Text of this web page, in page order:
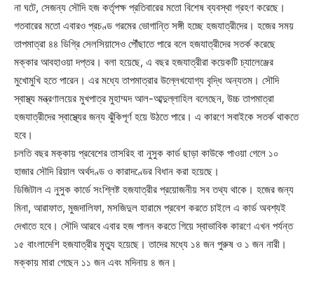
না ঘটে, সেজন্য সৌদি হজ কর্তৃপক্ষ প্রতিবারের মতো বিশেষ ব্যবস্থা গ্রহণ করেছে।
গতবারের মতো এবারও প্রচণ্ড গরমের ভোগান্তি সঙ্গী হচ্ছে হজযাত্রীদের। হজের সময়
তাপমাত্রা ৪৪ ডিগ্রি সেলসিয়াসেও পৌঁছাতে পারে বলে হজযাত্রীদের সতর্ক করেছে
মক্কার আবহাওয়া দপ্তর। বলা হয়েছে, এ বছর হজযাত্রীরা কয়েকটি চ্যালেঞ্জের
মুখোমুখি হতে পারেন। এর মধ্যে তাপমাত্রার উল্লেখযোগ্য বৃদ্ধি অন্যতম। সৌদি
স্বাস্থ্য মন্ত্রণালয়ের মুখপাত্র মুহাম্মদ আল-আব্দুল্লাহিল বলেছেন, উচ্চ তাপমাত্রা
হজযাত্রীদের স্বাস্থ্যের জন্য ঝুঁকিপূর্ণ হয়ে উঠতে পারে। এ কারণে সবাইকে সতর্ক থাকতে
হবে।
চলতি বছর মক্কায় প্রবেশের তাসরিহ বা নুসুক কার্ড ছাড়া কাউকে পাওয়া গেলে ১০
হাজার সৌদি রিয়াল অর্থদণ্ড ও কারাদণ্ডের বিধান করা হয়েছে।
ডিজিটাল এ নুসুক কার্ডে সংশ্লিষ্ট হজযাত্রীর প্রয়োজনীয় সব তথ্য থাকে। হজের জন্য
মিনা, আরাফাত, মুজদালিফা, মসজিদুল হারামে প্রবেশ করতে চাইলে এ কার্ড অবশ্যই
দেখাতে হবে। সৌদি আরবে এবার হজ পালন করতে গিয়ে স্বাভাবিক কারণে এখন পর্যন্ত
১৫ বাংলাদেশি হজযাত্রীর মৃত্যু হয়েছে। তাদের মধ্যে ১৪ জন পুরুষ ও ১ জন নারী।
মক্কায় মারা গেছেন ১১ জন এবং মদিনায় ৪ জন।